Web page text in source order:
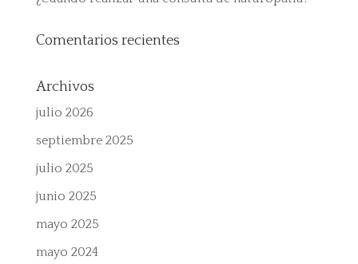
Comentarios recientes
Archivos
julio 2026
septiembre 2025
julio 2025
junio 2025
mayo 2025
mayo 2024